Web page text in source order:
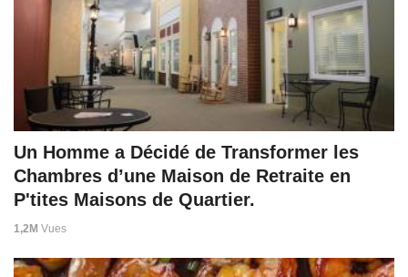
Un Homme a Décidé de Transformer les
Chambres d’une Maison de Retraite en
P'tites Maisons de Quartier.
1,2M Vues